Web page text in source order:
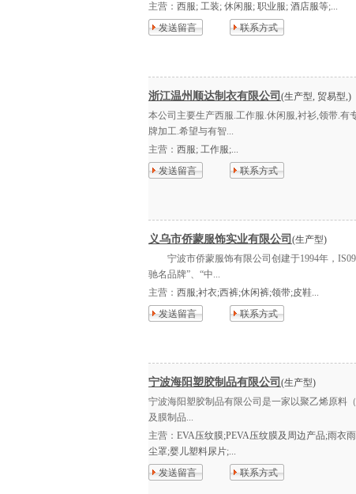
主营： 西服; 工装; 休闲服; 职业服; 酒店服等;...
发送留言
联系方式
浙江温州顺达制衣有限公司 (生产型, 贸易型,)
本公司主要生产西服.工作服.休闲服,衬衫,领带.
牌加工.希望与有智...
主营： 西服; 工作服;...
发送留言
联系方式
义乌市侨蒙服饰实业有限公司 (生产型)
宁波市侨蒙服饰有限公司创建于1994年，
驰名品牌”、“中...
主营： 西服;衬衣;西裤;休闲裤;领带;皮鞋...
发送留言
联系方式
宁波海阳塑胶制品有限公司 (生产型)
宁波海阳塑胶制品有限公司是一家以聚乙烯原料
及膜制品...
主营： EVA压纹膜;PEVA压纹膜及周边产品;雨衣
尘罩;婴儿塑料尿片;...
发送留言
联系方式